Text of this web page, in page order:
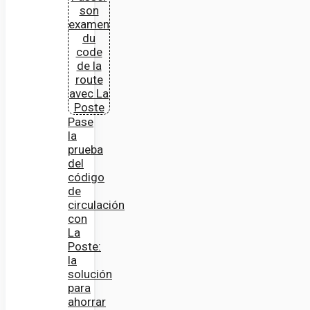
Pase
la
prueba
del
código
de
circulación
con
La
Poste:
la
solución
para
ahorrar